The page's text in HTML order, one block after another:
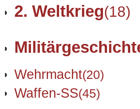
2. Weltkrieg(18)
Wehrmacht(20)
Waffen-SS(45)